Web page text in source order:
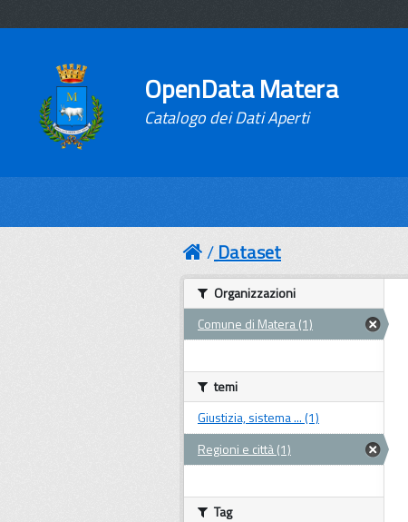
OpenData Matera
Catalogo dei Dati Aperti
Dataset
Organizzazioni
Comune di Matera (1)
temi
Giustizia, sistema ... (1)
Regioni e città (1)
Tag